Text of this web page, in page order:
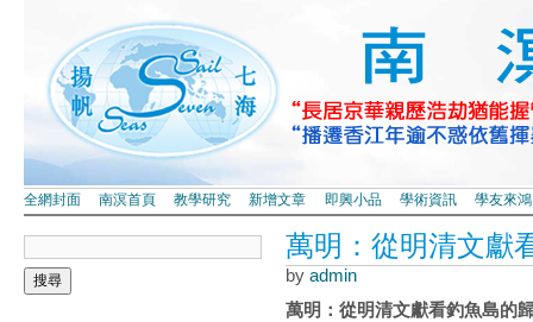
全網封面 南溟首頁 教學研究 新增文章 即興小品 學術資訊 學友來鴻
萬明：從明清文獻
by admin
萬明：從明清文獻看釣魚島的